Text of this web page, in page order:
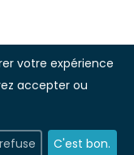
Guillebon
votre expérience
accepter ou
C'est bon.